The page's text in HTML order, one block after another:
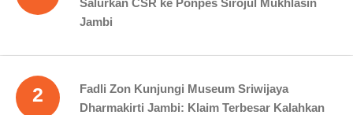
Jambi
2
Fadli Zon Kunjungi Museum Sriwijaya
Dharmakirti Jambi: Klaim Terbesar Kalahkan